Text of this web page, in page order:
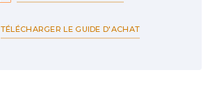
TÉLÉCHARGER LE GUIDE D'ACHAT